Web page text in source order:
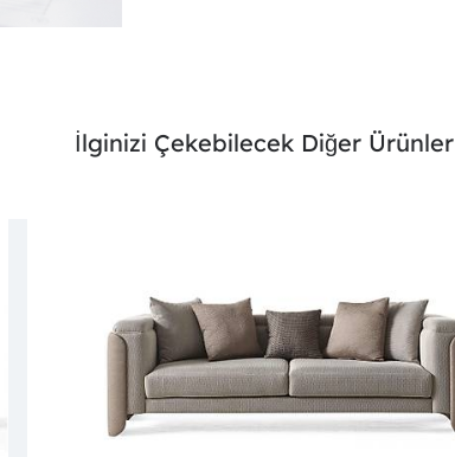
İlginizi Çekebilecek Diğer Ürünler